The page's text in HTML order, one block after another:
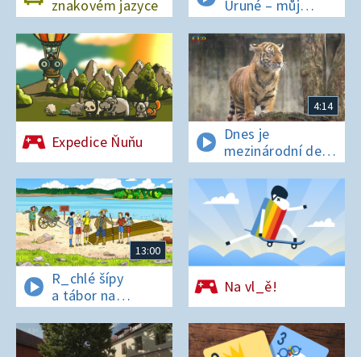
znakovém jazyce
Uruné – můj
horský koník
Expedice Ňuňu
4:14
Dnes je
mezinárodní den
t_grů
13:00
R_chlé šípy
a tábor na
os_rově
Na vl_ě!